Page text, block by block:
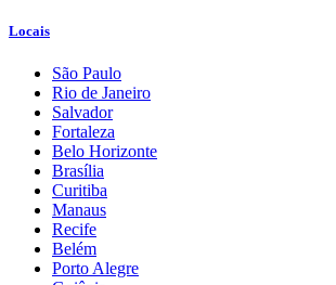
Locais
São Paulo
Rio de Janeiro
Salvador
Fortaleza
Belo Horizonte
Brasília
Curitiba
Manaus
Recife
Belém
Porto Alegre